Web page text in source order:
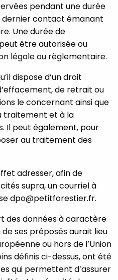
pendant une durée
contact émanant
Une durée de
être autorisée ou
légale ou règlementaire.
dispose d’un droit
de retrait ou
le concernant ainsi que
traitement et à la
Il peut également, pour
au traitement des
adresser, afin de
supra, un courriel à
dpo@petitforestier.fr.
des données à caractère
ses préposés aurait lieu
ou hors de l’Union
définis ci-dessus, ont été
qui permettent d’assurer